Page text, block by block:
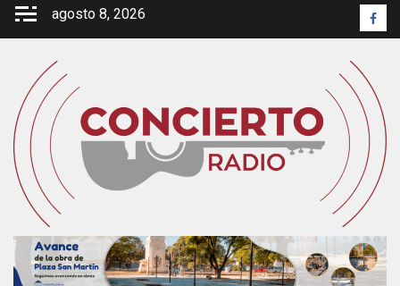
Saltar
agosto 8, 2026